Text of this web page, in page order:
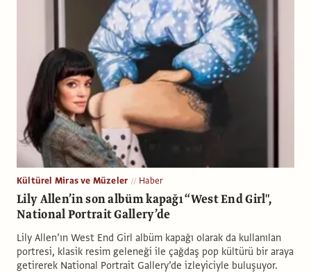
Kültürel Miras ve Müzeler Haber
Lily Allen’in son albüm kapağı “West End Girl",
National Portrait Gallery’de
Lily Allen’ın West End Girl albüm kapağı olarak da kullanılan
portresi, klasik resim geleneği ile çağdaş pop kültürü bir araya
getirerek National Portrait Gallery’de izleyiciyle buluşuyor.